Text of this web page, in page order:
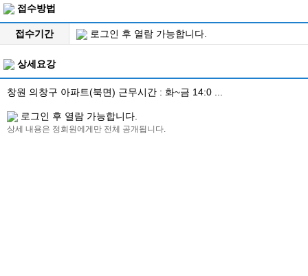
접수방법
접수기간 로그인 후 열람 가능합니다.
상세요강
창원 의창구 아파트(북면) 근무시간 : 화~금 14:0 ...
로그인 후 열람 가능합니다.
상세 내용은 정회원에게만 전체 공개됩니다.